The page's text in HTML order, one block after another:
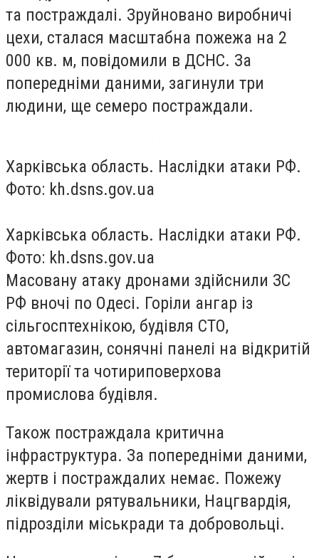
та постраждалі. Зруйновано виробничі
цехи, сталася масштабна пожежа на 2
000 кв. м, повідомили в ДСНС. За
попередніми даними, загинули три
людини, ще семеро постраждали.
Харківська область. Наслідки атаки РФ.
Фото: kh.dsns.gov.ua
Харківська область. Наслідки атаки РФ.
Фото: kh.dsns.gov.ua
Масовану атаку дронами здійснили ЗС
РФ вночі по Одесі. Горіли ангар із
сільгосптехнікою, будівля СТО,
автомагазин, сонячні панелі на відкритій
території та чотириповерхова
промислова будівля.
Також постраждала критична
інфраструктура. За попередніми даними,
жертв і постраждалих немає. Пожежу
ліквідували рятувальники, Нацгвардія,
підрозділи міськради та добровольці.